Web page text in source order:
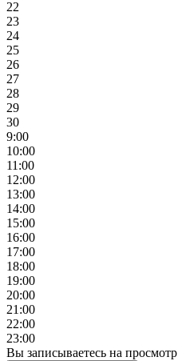
22
23
24
25
26
27
28
29
30
9:00
10:00
11:00
12:00
13:00
14:00
15:00
16:00
17:00
18:00
19:00
20:00
21:00
22:00
23:00
Вы записываетесь на просмотр